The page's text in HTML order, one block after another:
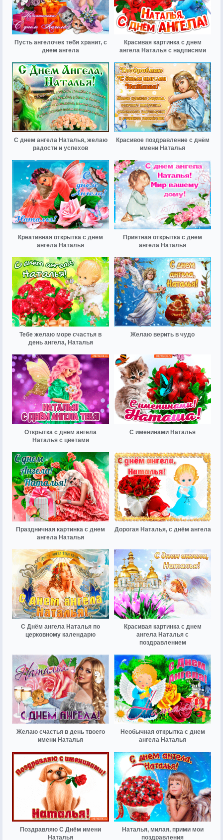
Пусть ангелочек тебя хранит, с
днем ангела
Красивая картинка с днем
ангела Наталья с надписями
С днем ангела Наталья, желаю
радости и успехов
Красивое поздравление с днём
имени Наталья
Креативная открытка с днем
ангела Наталья
Приятная открытка с днем
ангела Наталья
Тебе желаю море счастья в
день ангела, Наталья
Желаю верить в чудо
Открытка с днем ангела
Наталья с цветами
С именинами Наталья
Праздничная картинка с днем
ангела Наталья
Дорогая Наталья, с днём ангела
С Днём ангела Наталья по
церковному календарю
Красивая картинка с днем
ангела Наталья с
поздравлением
Желаю счастья в день твоего
имени Наталья
Необычная открытка с днем
ангела Наталья
Поздравляю С Днём имени
Наталья
Наталья, милая, прими мои
поздравления